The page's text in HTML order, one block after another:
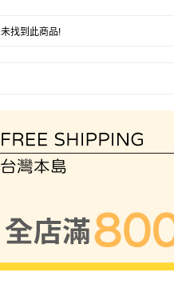
未找到此商品!